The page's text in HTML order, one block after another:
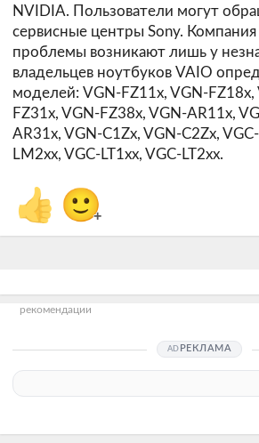
NVIDIA. Пользователи могут
сервисные центры Sony. Компания
проблемы возникают лишь у
владельцев ноутбуков VAIO
моделей: VGN-FZ11x, VGN-FZ18x,
FZ31x, VGN-FZ38x, VGN-AR11x,
AR31x, VGN-C1Zx, VGN-C2Zx,
LM2xx, VGC-LT1xx, VGC-LT2xx.
👍 🙂+
рекомендации
РЕКЛАМА